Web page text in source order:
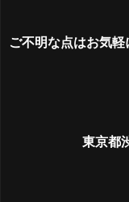
ご不明な点はお気
東京都